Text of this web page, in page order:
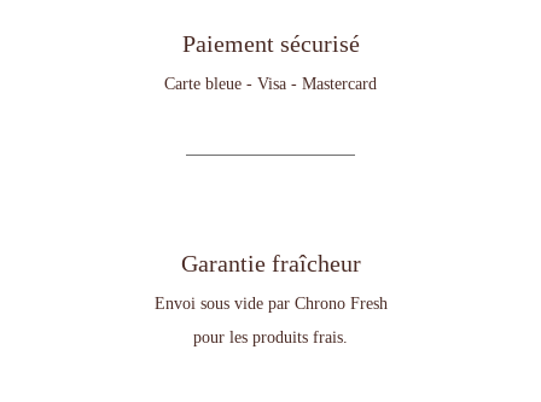
Paiement sécurisé
Carte bleue - Visa - Mastercard
Garantie fraîcheur
Envoi sous vide par Chrono Fresh
pour les produits frais.